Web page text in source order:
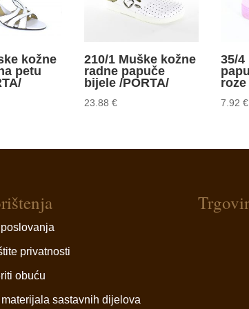
kožne
petu
210/1 Muške kožne
radne papuče
bijele /PORTA/
23.88€
35/4
roze
7.92€
privatnosti
obuću
sastavnih dijelova